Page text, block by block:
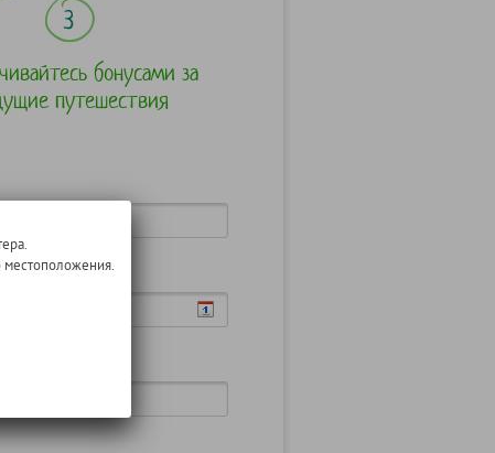
бонусами за
путешествия
местоположения.